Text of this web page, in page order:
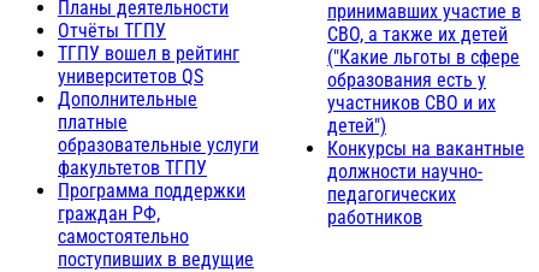
Планы деятельности
Отчёты ТГПУ
ТГПУ вошел в рейтинг
университетов QS
Дополнительные
платные
образовательные услуги
факультетов ТГПУ
Программа поддержки
граждан РФ,
самостоятельно
поступивших в ведущие
принимавших участие в
СВО, а также их детей
("Какие льготы в сфере
образования есть у
участников СВО и их
детей")
Конкурсы на вакантные
должности научно-
педагогических
работников